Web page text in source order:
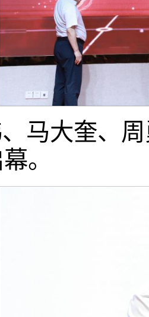
马大奎、
。